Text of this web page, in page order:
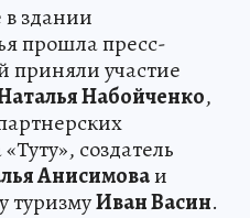
в здании
прошла пресс-
приняли участие
Набойченко,
создатель
Анисимоваи
туризмуИван Васин.